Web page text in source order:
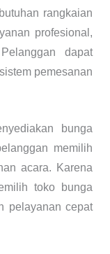
rangkaian
profesional,
dapat
pemesanan
bunga
memilih
acara. Karena
toko bunga
pelayanan cepat